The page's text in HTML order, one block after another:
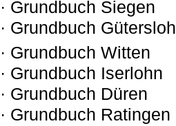
· Grundbuch Siegen
· Grundbuch Gütersloh
· Grundbuch Witten
· Grundbuch Iserlohn
· Grundbuch Düren
· Grundbuch Ratingen